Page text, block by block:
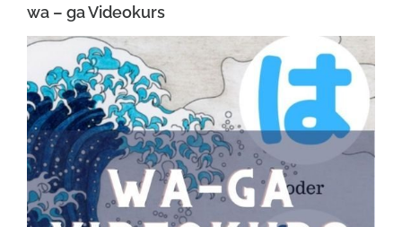
wa – ga Videokurs